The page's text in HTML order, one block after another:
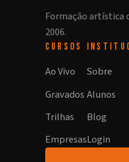
Formação artística
2006.
CURSOS
Ao Vivo
Gravados
Trilhas
Empresas
Sobre
Alunos
Blog
Login